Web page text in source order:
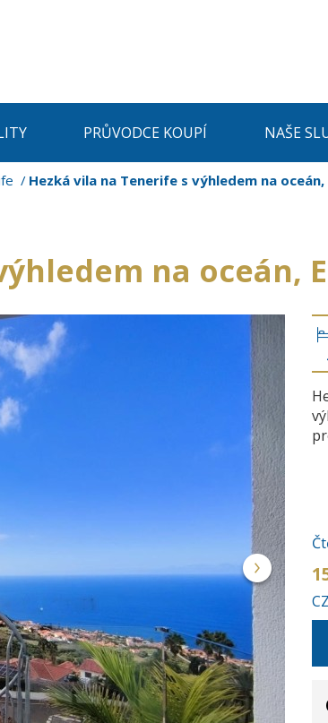
PRŮVODCE KOUPÍ NAŠE
Hezká vila na Tenerife s výhledem na oceán,
na oceán,